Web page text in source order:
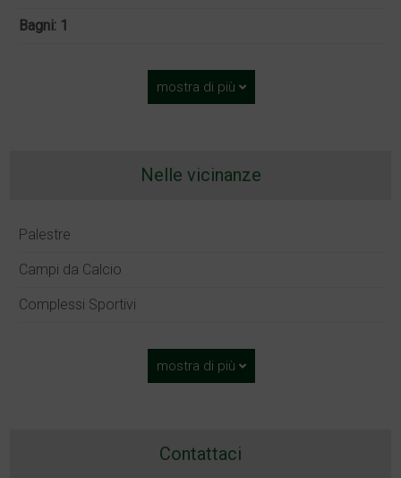
Bagni: 1
mostra di più
Nelle vicinanze
Palestre
Campi da Calcio
Complessi Sportivi
mostra di più
Contattaci